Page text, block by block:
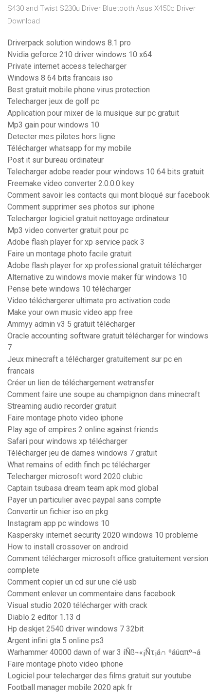
S430 and Twist S230u Driver Bluetooth Asus X450c Driver
Download
Driverpack solution windows 8.1 pro
Nvidia geforce 210 driver windows 10 x64
Private internet access telecharger
Windows 8 64 bits francais iso
Best gratuit mobile phone virus protection
Telecharger jeux de golf pc
Application pour mixer de la musique sur pc gratuit
Mp3 gain pour windows 10
Detecter mes pilotes hors ligne
Télécharger whatsapp for my mobile
Post it sur bureau ordinateur
Telecharger adobe reader pour windows 10 64 bits gratuit
Freemake video converter 2.0.0.0 key
Comment savoir les contacts qui mont bloqué sur facebook
Comment supprimer ses photos sur iphone
Telecharger logiciel gratuit nettoyage ordinateur
Mp3 video converter gratuit pour pc
Adobe flash player for xp service pack 3
Faire un montage photo facile gratuit
Adobe flash player for xp professional gratuit télécharger
Alternative zu windows movie maker für windows 10
Pense bete windows 10 télécharger
Video téléchargerer ultimate pro activation code
Make your own music video app free
Ammyy admin v3 5 gratuit télécharger
Oracle accounting software gratuit télécharger for windows
7
Jeux minecraft a télécharger gratuitement sur pc en
francais
Créer un lien de téléchargement wetransfer
Comment faire une soupe au champignon dans minecraft
Streaming audio recorder gratuit
Faire montage photo video iphone
Play age of empires 2 online against friends
Safari pour windows xp télécharger
Télécharger jeu de dames windows 7 gratuit
What remains of edith finch pc télécharger
Telecharger microsoft word 2020 clubic
Captain tsubasa dream team apk mod global
Payer un particulier avec paypal sans compte
Convertir un fichier iso en pkg
Instagram app pc windows 10
Kaspersky internet security 2020 windows 10 probleme
How to install crossover on android
Comment télécharger microsoft office gratuitement version
complete
Comment copier un cd sur une clé usb
Comment enlever un commentaire dans facebook
Visual studio 2020 télécharger with crack
Diablo 2 editor 1.13 d
Hp deskjet 2540 driver windows 7 32bit
Argent infini gta 5 online ps3
Warhammer 40000 dawn of war 3 íÑß¬«¡Ñτ¡á∩ ºáúαπº¬á
Faire montage photo video iphone
Logiciel pour telecharger des films gratuit sur youtube
Football manager mobile 2020 apk fr